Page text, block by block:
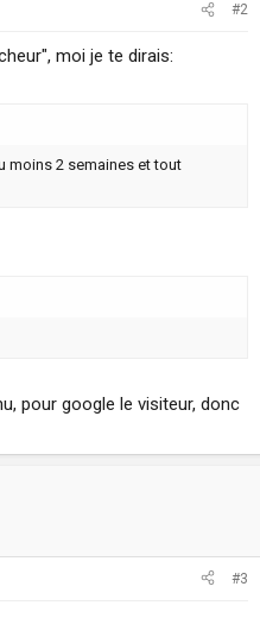
#2
moi je te dirais:
moins 2 semaines et tout
pour google le visiteur, donc
#3